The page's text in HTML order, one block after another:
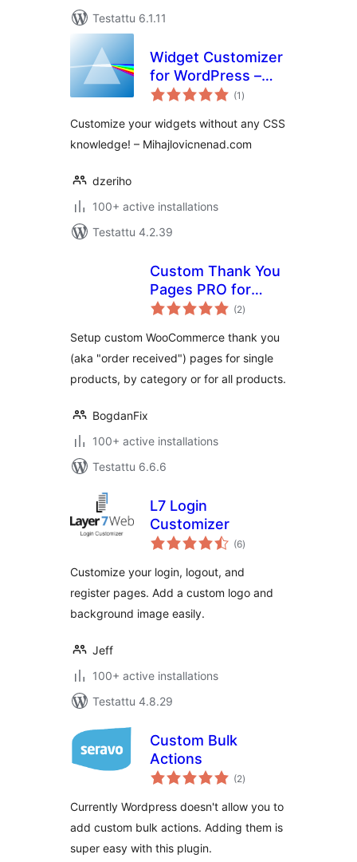
Testattu 6.1.11
Widget Customizer
for WordPress –
Free Version(1 arvosanat
yhteensä
)
Customize your widgets without any CSS
knowledge! – Mihajlovicnenad.com
dzeriho
100+ active installations
Testattu 4.2.39
Custom Thank You
Pages PRO for
WooCommerce
(2arvosanat
yhteensä
)
Setup custom WooCommerce thank you
(aka "order received") pages for single
products, by category or for all products.
BogdanFix
100+ active installations
Testattu 6.6.6
L7 Login
Customizer
(6arvosanat
yhteensä
)
Customize your login, logout, and
register pages. Add a custom logo and
background image easily.
Jeff
100+ active installations
Testattu 4.8.29
Custom Bulk
Actions
(2arvosanat
yhteensä
)
Currently Wordpress doesn't allow you to
add custom bulk actions. Adding them is
super easy with this plugin.